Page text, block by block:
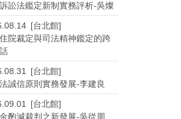
訟法鑑定新制實務評析-吳燦
[台北館]
院裁定與司法精神鑑定的跨
[台北館]
誠信原則實務發展-李建良
[台北館]
酌減裁判之新發展-吳從周